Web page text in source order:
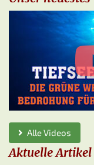
Alle Videos
Aktuelle Artikel